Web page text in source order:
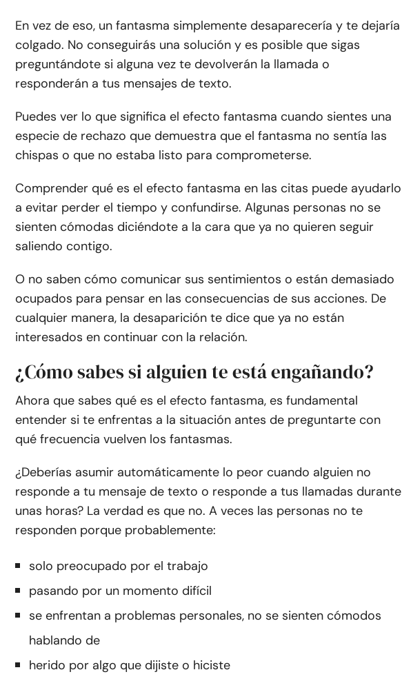
En vez de eso, un fantasma simplemente desaparecería y te dejaría
colgado. No conseguirás una solución y es posible que sigas
preguntándote si alguna vez te devolverán la llamada o
responderán a tus mensajes de texto.
Puedes ver lo que significa el efecto fantasma cuando sientes una
especie de rechazo que demuestra que el fantasma no sentía las
chispas o que no estaba listo para comprometerse.
Comprender qué es el efecto fantasma en las citas puede ayudarlo
a evitar perder el tiempo y confundirse. Algunas personas no se
sienten cómodas diciéndote a la cara que ya no quieren seguir
saliendo contigo.
O no saben cómo comunicar sus sentimientos o están demasiado
ocupados para pensar en las consecuencias de sus acciones. De
cualquier manera, la desaparición te dice que ya no están
interesados en continuar con la relación.
¿Cómo sabes si alguien te está engañando?
Ahora que sabes qué es el efecto fantasma, es fundamental
entender si te enfrentas a la situación antes de preguntarte con
qué frecuencia vuelven los fantasmas.
¿Deberías asumir automáticamente lo peor cuando alguien no
responde a tu mensaje de texto o responde a tus llamadas durante
unas horas? La verdad es que no. A veces las personas no te
responden porque probablemente:
solo preocupado por el trabajo
pasando por un momento difícil
se enfrentan a problemas personales, no se sienten cómodos
hablando de
herido por algo que dijiste o hiciste